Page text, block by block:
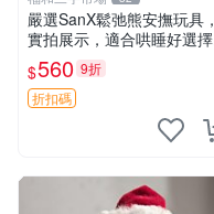
嚴選SanX鬆弛熊安撫玩具，
實拍展示，適合哄睡好選擇
電腦玩具 安撫用品
$560 9折
折扣碼